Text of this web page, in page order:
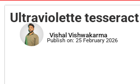
Ultraviolette tesseract
Vishal Vishwakarma
Publish on: 25 February 2026